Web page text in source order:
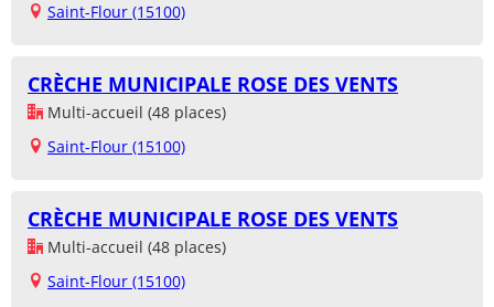
Saint-Flour (15100)
CRÈCHE MUNICIPALE ROSE DES VENTS
Multi-accueil (48 places)
Saint-Flour (15100)
CRÈCHE MUNICIPALE ROSE DES VENTS
Multi-accueil (48 places)
Saint-Flour (15100)